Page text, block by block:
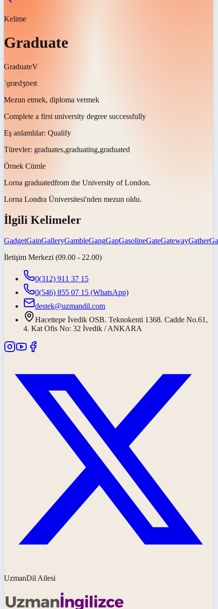
Kelime
Graduate
GraduateV
ˈɡrædʒʊeɪt
Mezun etmek, diploma vermek
Complete a first university degree successfully
Eş anlamlılar: Qualify
Türevler: graduates,graduating,graduated
Örnek Cümle
Lorna graduatedfrom the University of London.
Lorna Londra Üniversitesi'nden mezun oldu.
İlgili Kelimeler
GadgetGainGalleryGambleGangGapGasolineGateGatewayGather
İletişim Merkezi (09.00 - 22.00)
0(312) 911 37 15
0(546) 855 07 15 (WhatsApp)
destek@uzmandil.com
Hacettepe İvedik OSB. Teknokenti 1368. Cadde No.61,
4. Kat Ofis No: 32 İvedik / ANKARA
UzmanDil Ailesi